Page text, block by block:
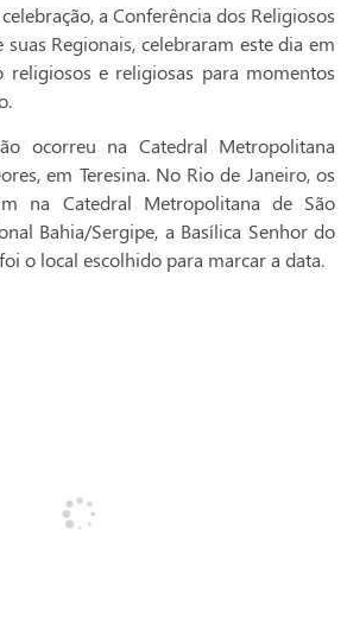
a Conferência dos Religiosos
Regionais, celebraram este dia em
e religiosas para momentos
ocorreu na Catedral Metropolitana
em Teresina. No Rio de Janeiro, os
na Catedral Metropolitana de São
Bahia/Sergipe, a Basílica Senhor do
o local escolhido para marcar a data.